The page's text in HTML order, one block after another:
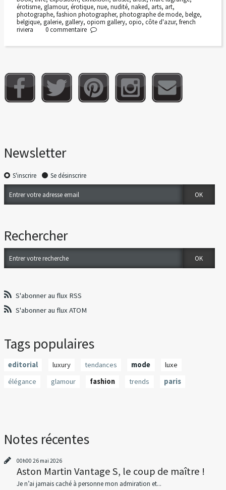
érotisme, glamour, érotique, nue, nudité, naked, arts, art,
photographe, fashion photographer, photographe de mode, belge,
belgique, galerie, gallery, opiom gallery, opio, côte d'azur, french
riviera
0commentaire
Newsletter
S'inscrire Se désinscrire
Rechercher
S'abonner au flux RSS
S'abonner au flux ATOM
Tags populaires
editorial luxury tendances mode
luxe
élégance
glamour fashion trends paris
Notes récentes
00h00 26 mai 2026
Aston Martin Vantage S, le coup de maître !
Je n’ai jamais caché à personne mon admiration et...